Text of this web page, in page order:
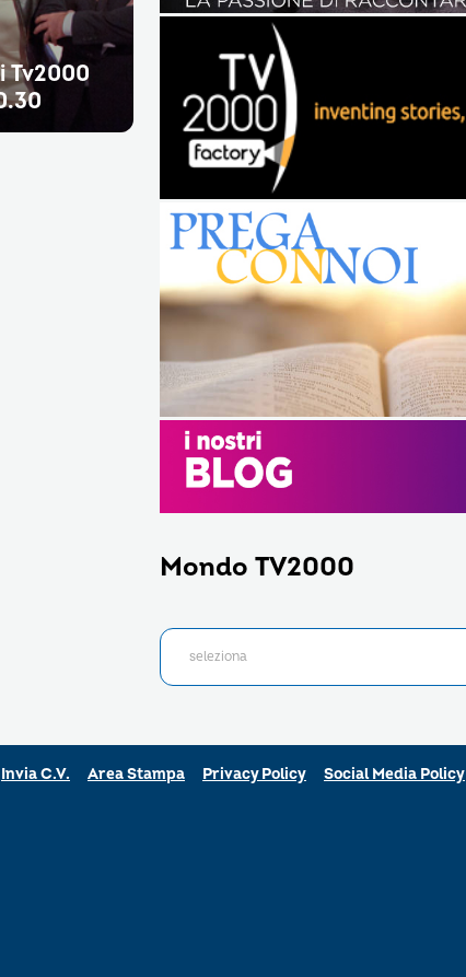
Tv2000
Mondo TV2000
Invia C.V. Area Stampa Privacy Policy Social Media Policy